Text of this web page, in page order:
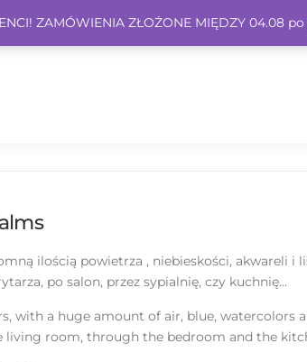
ilością powietrza , niebieskości, akwareli i
po salon, przez sypialnię, czy kuchnię…
with a huge amount of air, blue,
room, through the bedroom and the
ZAMÓWIENIA ZŁOŻONE MIĘDZY 04.08